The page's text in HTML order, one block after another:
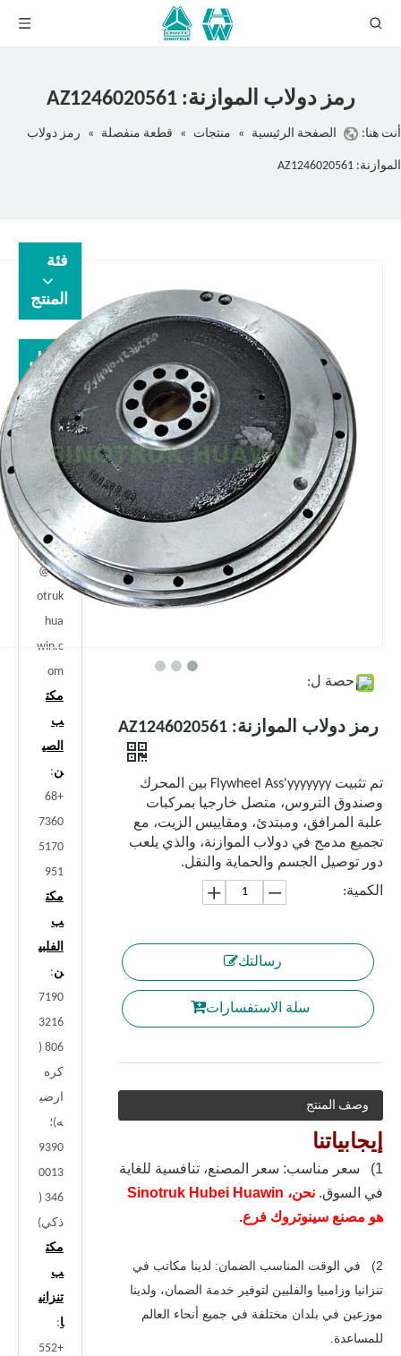
رمز دولاب الموازنة: AZ1246020561
أنت هنا: الصفحة الرئيسية » منتجات » قطعة منفصلة » رمز دولاب
الموازنة: AZ1246020561
فئة
المنتج
اتصل
بنا
بريد
الالكت
رون
ي
jenny
@sin
otruk
hua
win.c
om
مكت
ب
الصي
ن:
+68
7360
5170
951
مكت
ب
الفلبي
ن:
7190
3216
806 (
كره
ارضي
ه)؛
9390
0013
346 (
ذكي)
مكت
ب
تنزاني
ا:
+552
حصة ل:
رمز دولاب الموازنة: AZ1246020561
تم تثبيت Flywheel Ass'yyyyyyy بين المحرك
وصندوق التروس، متصل خارجيا بمركبات
علبة المرافق، ومبتدئ، ومقاييس الزيت، مع
تجميع مدمج في دولاب الموازنة، والذي يلعب
دور توصيل الجسم والحماية والنقل.
الكمية:
رسالتك
سلة الاستفسارات
وصف المنتج
إيجابياتنا
1) سعر مناسب: سعر المصنع، تنافسية للغاية
في السوق.
نحن، Sinotruk Hubei Huawin
هو مصنع سينوتروك فرع.
2) في الوقت المناسب الضمان: لدينا مكاتب في
تنزانيا وزامبيا والفلبين لتوفير خدمة الضمان، ولدينا
موزعين في بلدان مختلفة في جميع أنحاء العالم
للمساعدة.